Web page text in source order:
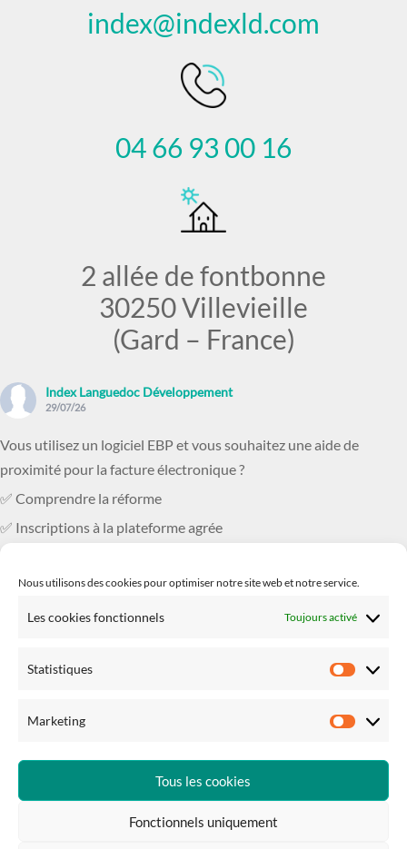
Nous utilisons des cookies pour optimiser notre site web et notre service.
Les cookies fonctionnels Toujours activé
Statistiques
Marketing
Tous les cookies
Fonctionnels uniquement
index@indexld.com
04 66 93 00 16
2 allée de fontbonne
30250 Villevieille
(Gard – France)
Index Languedoc Développement
29/07/26
Vous utilisez un logiciel EBP et vous souhaitez une aide de
proximité pour la facture électronique ?
✅ Comprendre la réforme
✅ Inscriptions à la plateforme agrée
✅ Comment bien paramétrer son logicie
Photo
Voir sur Facebook · Partager